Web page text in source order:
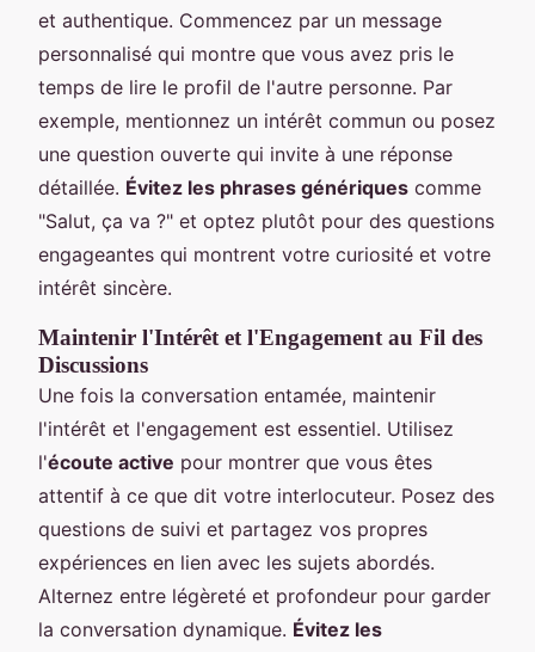
et authentique. Commencez par un message
personnalisé qui montre que vous avez pris le
temps de lire le profil de l'autre personne. Par
exemple, mentionnez un intérêt commun ou posez
une question ouverte qui invite à une réponse
détaillée. Évitez les phrases génériques comme
"Salut, ça va ?" et optez plutôt pour des questions
engageantes qui montrent votre curiosité et votre
intérêt sincère.
Maintenir l'Intérêt et l'Engagement au Fil des
Discussions
Une fois la conversation entamée, maintenir
l'intérêt et l'engagement est essentiel. Utilisez
l'écoute active pour montrer que vous êtes
attentif à ce que dit votre interlocuteur. Posez des
questions de suivi et partagez vos propres
expériences en lien avec les sujets abordés.
Alternez entre légèreté et profondeur pour garder
la conversation dynamique. Évitez les